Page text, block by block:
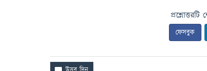
ফেসবুক